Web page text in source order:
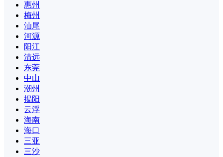
惠州
梅州
汕尾
河源
阳江
清远
东莞
中山
潮州
揭阳
云浮
海南
海口
三亚
三沙